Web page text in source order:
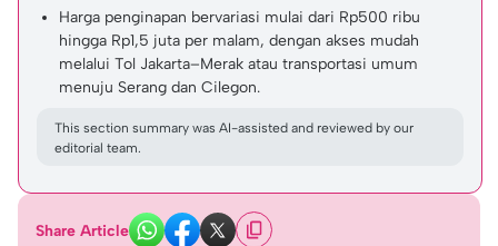
Harga penginapan bervariasi mulai dari Rp500 ribu
hingga Rp1,5 juta per malam, dengan akses mudah
melalui Tol Jakarta–Merak atau transportasi umum
menuju Serang dan Cilegon.
This section summary was AI-assisted and reviewed by our
editorial team.
Share Article